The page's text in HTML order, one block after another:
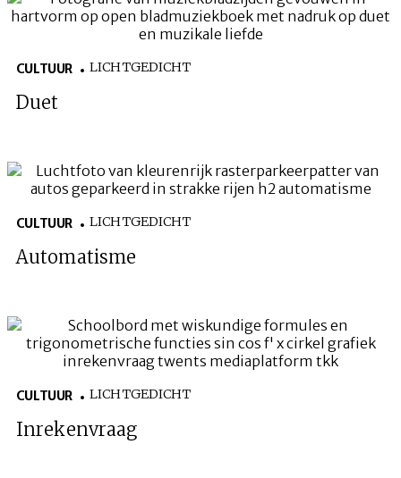
CULTUUR LICHTGEDICHT
Duet
CULTUUR LICHTGEDICHT
Automatisme
CULTUUR LICHTGEDICHT
Inrekenvraag